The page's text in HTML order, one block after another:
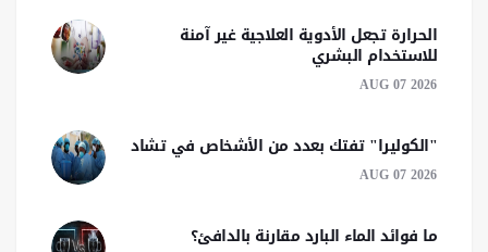
الحرارة تجعل الأدوية العلاجية غير آمنة
للاستخدام البشري
AUG 07 2026
"الكوليرا" تفتك بعدد من الأشخاص في تشاد
AUG 07 2026
ما فوائد الماء البارد مقارنة بالدافئ؟